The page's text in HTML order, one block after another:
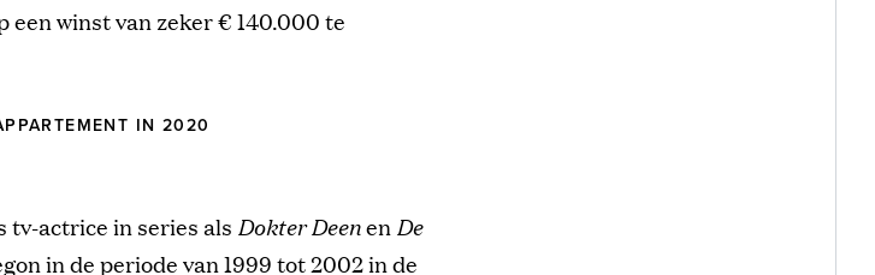
een winst van zeker € 140.000 te
IN 2020
tv-actrice in series als Dokter Deenen De
in de periode van 1999 tot 2002 in de